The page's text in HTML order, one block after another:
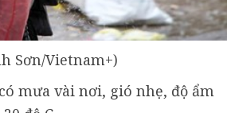
Sơn/Vietnam+)
mưa vài nơi, gió nhẹ, độ ẩm